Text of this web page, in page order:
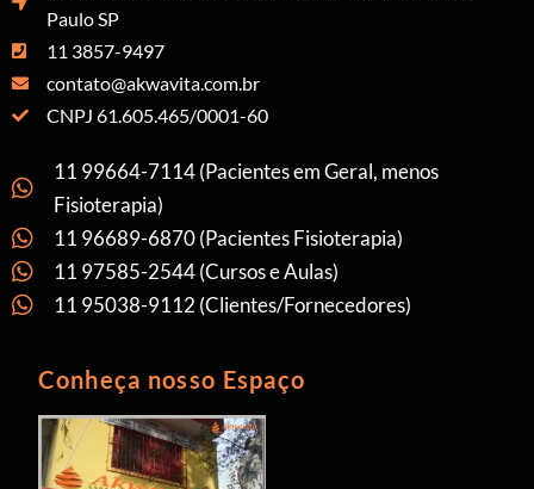
Paulo SP
11 3857-9497
contato@akwavita.com.br
CNPJ 61.605.465/0001-60
11 99664-7114 (Pacientes em Geral, menos
Fisioterapia)
11 96689-6870 (Pacientes Fisioterapia)
11 97585-2544 (Cursos e Aulas)
11 95038-9112 (Clientes/Fornecedores)
Conheça nosso Espaço